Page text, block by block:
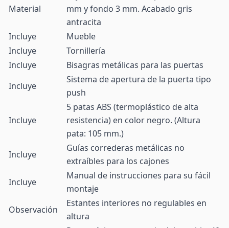
Material
mm y fondo 3 mm. Acabado gris
antracita
Incluye
Mueble
Incluye
Tornillería
Incluye
Bisagras metálicas para las puertas
Incluye
Sistema de apertura de la puerta tipo
push
Incluye
5 patas ABS (termoplástico de alta
resistencia) en color negro. (Altura
pata: 105 mm.)
Incluye
Guías correderas metálicas no
extraíbles para los cajones
Incluye
Manual de instrucciones para su fácil
montaje
Observación
Estantes interiores no regulables en
altura